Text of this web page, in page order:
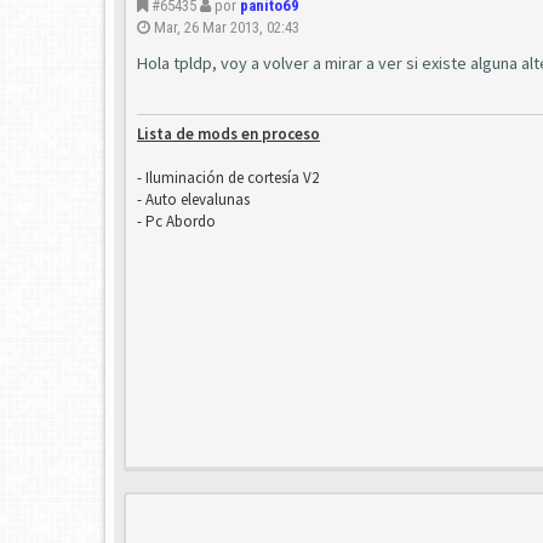
#65435 por panito69
Mar, 26 Mar 2013, 02:43
Hola tpldp, voy a volver a mirar a ver si existe alguna
Lista de mods en proceso
- Iluminación de cortesía V2
- Auto elevalunas
- Pc Abordo